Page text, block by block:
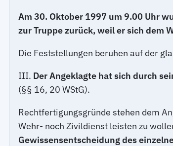
Am 30. Oktober 1997 um 9.00 Uhr
zur Truppe zurück, weil er sich dem
Die Feststellungen beruhen auf der
III. Der Angeklagte hat sich durch
(§§ 16, 20 WStG).
Rechtfertigungsgründe stehen dem
Wehr- noch Zivildienst leisten zu
Gewissensentscheidung des